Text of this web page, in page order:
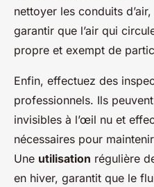
nettoyer les conduits
garantir que l’air qui
propre et exempt de
Enfin, effectuez des
professionnels. Ils
invisibles à l’œil nu et
nécessaires pour
Une utilisation régulière
en hiver, garantit que le